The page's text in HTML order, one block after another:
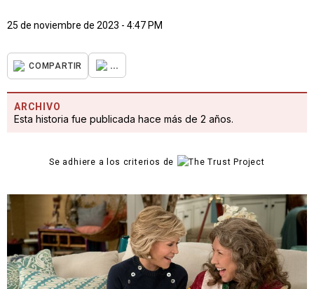
25 de noviembre de 2023 - 4:47 PM
COMPARTIR ...
ARCHIVO
Esta historia fue publicada hace más de 2 años.
Se adhiere a los criterios de